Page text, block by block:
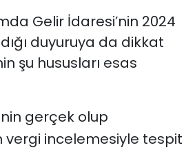
Gelir İdaresi’nin 2024
duyuruya da dikkat
şu hususları esas
gerçek olup
vergi incelemesiyle tespit